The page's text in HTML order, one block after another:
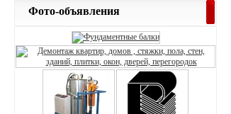
Фото-объявления